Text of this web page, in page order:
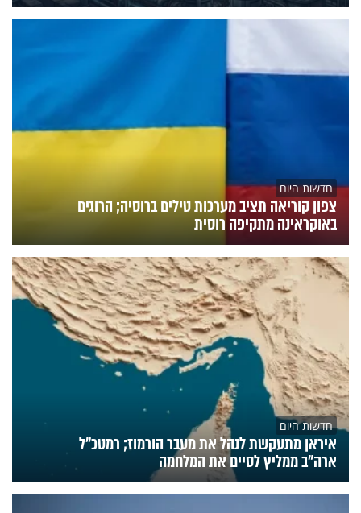
חדשות היום
צפון קוריאה תציב מערכות טילים ברוסיה; הרוגים
באוקראינה מתקיפה רוסית
חדשות היום
איראן מתעקשת לנהל את מעבר הורמוז; רמטכ"ל
ארה"ב ממליץ לסיים את המלחמה